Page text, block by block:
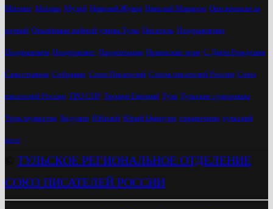
Митинг Москва Музей Николай Жуков Николай Макаров Они воевали за
речкой Опалённые войной улицы Тулы Писатель Поздравление
Поздравляем Поздравляет Презентация Приокские зори С Днём Рождения
Савостьянов Собрание Союз Писателей Союза писателей России Союз
писателей России ТРО СПР Трещев Евгений Тула Тульские суворовцы
Урок мужества Ходулин Юбилей Юрий Цкипури справочник тульский
поэт
ТУЛЬСКОЕ РЕГИОНАЛЬНОЕ ОТДЕЛЕНИЕ
СОЮЗ ПИСАТЕЛЕЙ РОССИИ